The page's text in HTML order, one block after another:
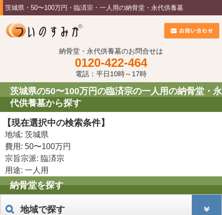
茨城県・50〜100万円・臨済宗・一人用の納骨堂・永代供養墓
納骨堂・永代供養墓のお問合せは
0120-422-464
電話：平日10時～17時
茨城県の50〜100万円の臨済宗の一人用の納骨堂・永
代供養墓から探す
【現在選択中の検索条件】
地域: 茨城県
費用: 50〜100万円
宗旨宗派: 臨済宗
用途: 一人用
納骨堂を探す
地域で探す